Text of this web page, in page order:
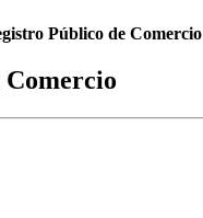
Público de Comercio
Comercio